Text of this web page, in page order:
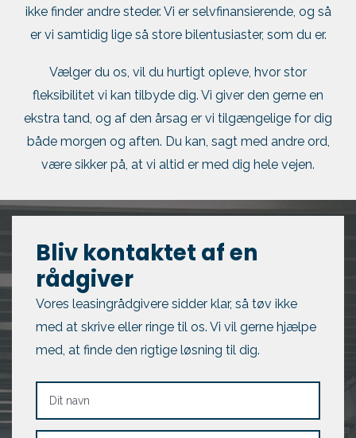
ikke finder andre steder. Vi er selvfinansierende, og så
er vi samtidig lige så store bilentusiaster, som du er.
Vælger du os, vil du hurtigt opleve, hvor stor
fleksibilitet vi kan tilbyde dig. Vi giver den gerne en
ekstra tand, og af den årsag er vi tilgængelige for dig
både morgen og aften. Du kan, sagt med andre ord,
være sikker på, at vi altid er med dig hele vejen.
Bliv kontaktet af en
rådgiver
Vores leasingrådgivere sidder klar, så tøv ikke
med at skrive eller ringe til os. Vi vil gerne hjælpe
med, at finde den rigtige løsning til dig.